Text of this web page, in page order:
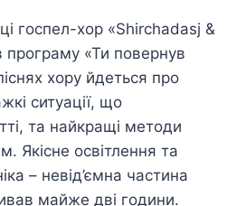
госпел-хор «Shirchadasj &
програму «Ти повернув
хору йдеться про
ситуації, що
та найкращі методи
Якісне освітлення та
– невід’ємна частина
майже дві години.